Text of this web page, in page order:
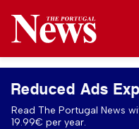
Reduced Ads
Read The Portugal News
19.99€ per year.